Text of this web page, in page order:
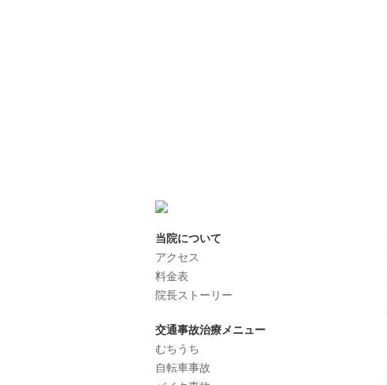
当院について
アクセス
料金表
院長ストーリー
交通事故治療メニュー
むちうち
自転車事故